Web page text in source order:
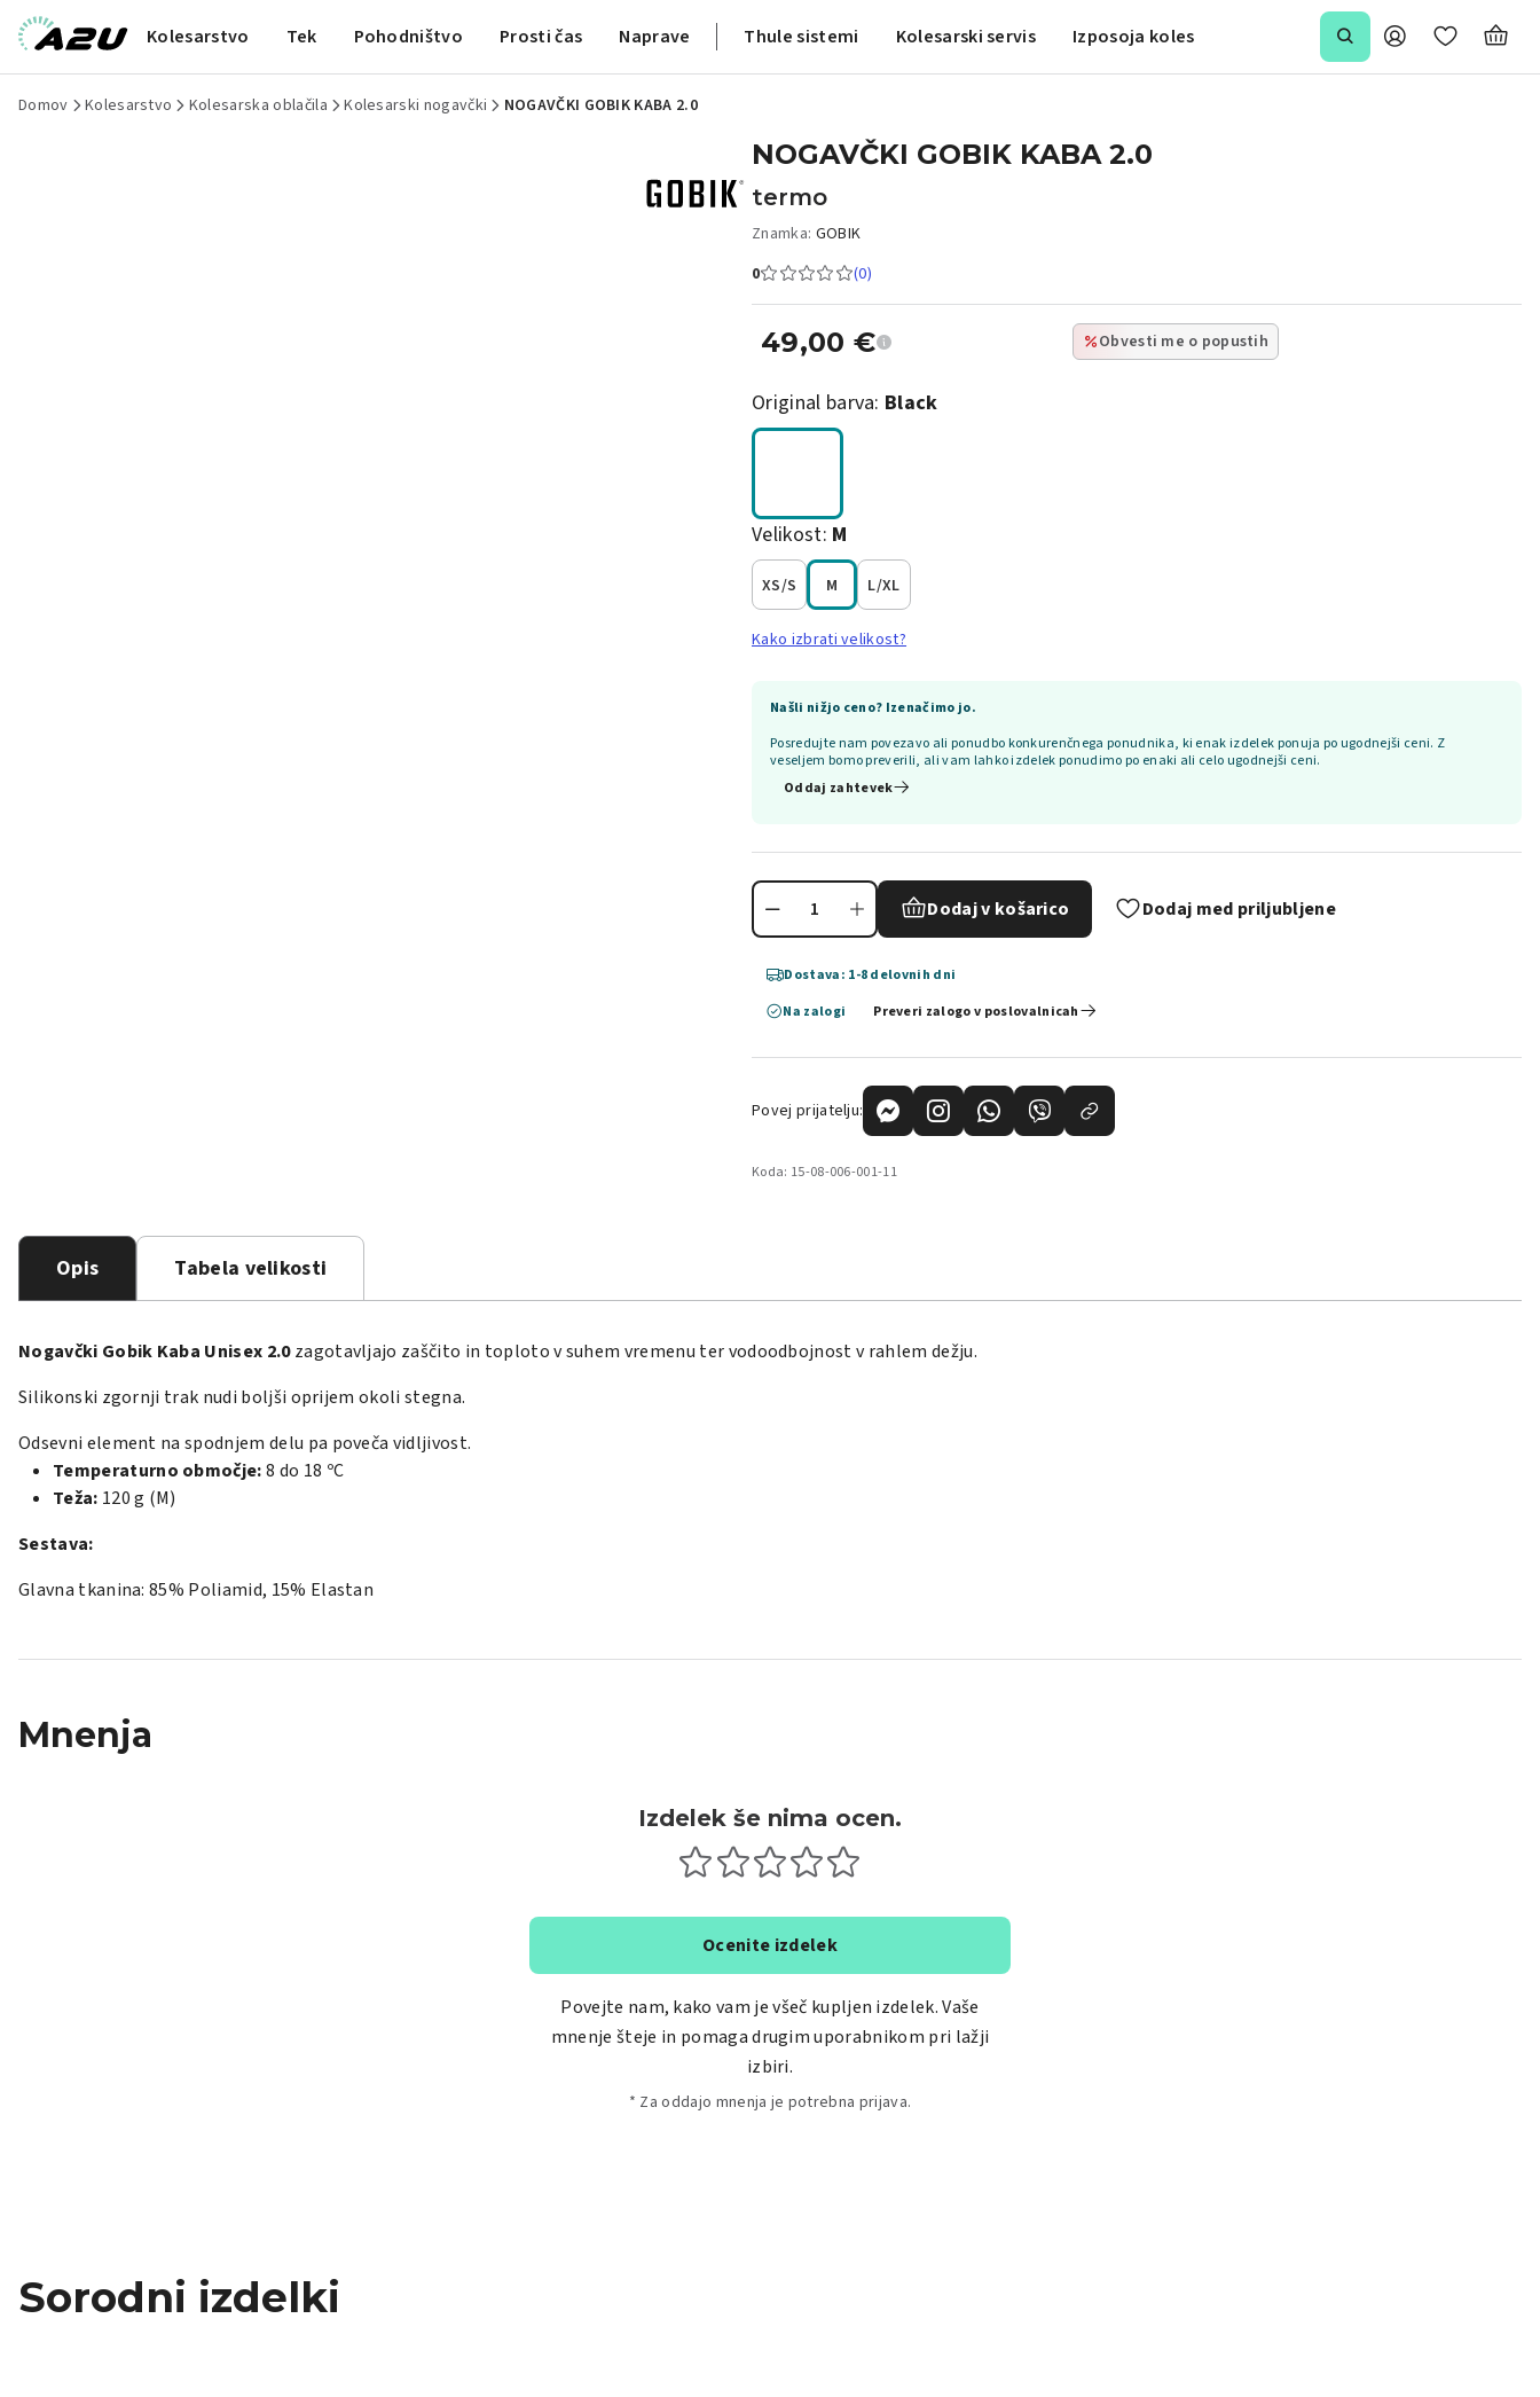
Kolesarstvo Tek Pohodništvo Prosti čas Naprave Thule sistemi Kolesarski servis Izposoja koles
Domov Kolesarstvo Kolesarska oblačila Kolesarski nogavčki NOGAVČKI GOBIK KABA 2.0
NOGAVČKI GOBIK KABA 2.0
termo
Znamka: GOBIK
0
(0)
49,00 € Obvesti me o popustih
Original barva: Black
Velikost: M
XS/S M L/XL
Kako izbrati velikost?
Našli nižjo ceno? Izenačimo jo.
Posredujte nam povezavo ali ponudbo konkurenčnega ponudnika, ki enak izdelek ponuja po ugodnejši ceni. Z
veseljem bomo preverili, ali vam lahko izdelek ponudimo po enaki ali celo ugodnejši ceni.
Oddaj zahtevek
Dodaj v košarico Dodaj med priljubljene
Dostava: 1-8 delovnih dni
Na zalogi
Preveri zalogo v poslovalnicah
Povej prijatelju:
Koda: 15-08-006-001-11
Opis Tabela velikosti
Nogavčki Gobik Kaba Unisex 2.0zagotavljajo zaščito in toploto v suhem vremenu ter vodoodbojnost v rahlem dežju.
Silikonski zgornji trak nudi boljši oprijem okoli stegna.
Odsevni element na spodnjem delu pa poveča vidljivost.
Temperaturno območje:8 do 18 ºC
Teža: 120 g (M)
Sestava:
Glavna tkanina: 85% Poliamid, 15% Elastan
Mnenja
Izdelek še nima ocen.
Ocenite izdelek
Povejte nam, kako vam je všeč kupljen izdelek. Vaše
mnenje šteje in pomaga drugim uporabnikom pri lažji
izbiri.
* Za oddajo mnenja je potrebna prijava.
Sorodni izdelki